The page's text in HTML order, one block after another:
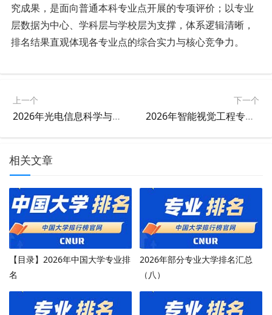
究成果，是面向普通本科专业点开展的专项评价； 以专业
层数据为中心、学科层与学校层为支撑，体系逻辑清晰，
排名结果直观体现各专业点的综合实力与核心竞争力。
上一个
2026年光电信息科学与工程专业大学排名
下一个
2026年智能视觉工程专业大学排名
相关文章
【目录】2026年中国大学专业排
名
2026年部分专业大学排名汇总
（八）